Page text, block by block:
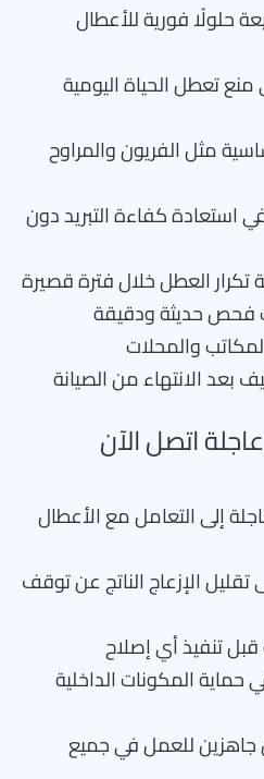
حلولًا فورية للأعطال
تعطل الحياة اليومية
مثل الفريون والمراوح
استعادة كفاءة التبريد دون
تكرار العطل خلال فترة قصيرة
فحص حديثة ودقيقة
والمحلات
بعد الانتهاء من الصيانة
اتصل الآن
إلى التعامل مع الأعطال
الإزعاج الناتج عن توقف
تنفيذ أي إصلاح
المكونات الداخلية
جاهزين للعمل في جميع